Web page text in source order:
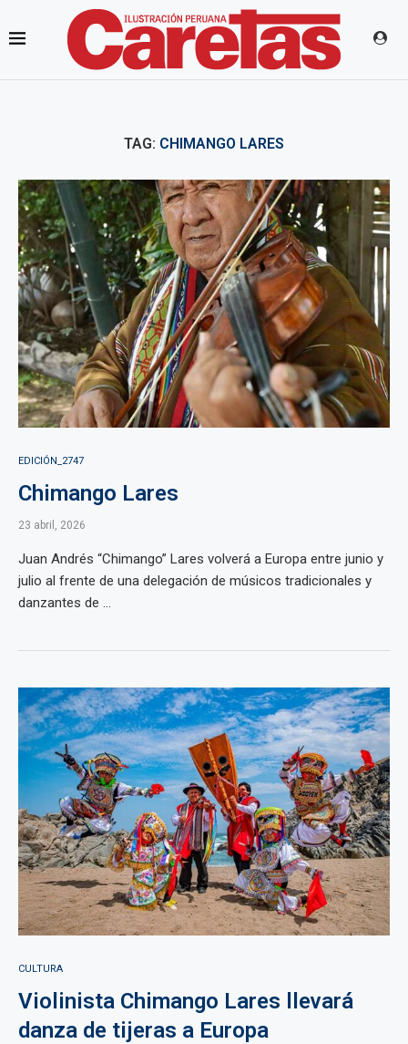
TAG: CHIMANGO LARES
EDICIÓN_2747
Chimango Lares
23 abril, 2026
Juan Andrés “Chimango” Lares volverá a Europa entre junio y
julio al frente de una delegación de músicos tradicionales y
danzantes de ...
CULTURA
Violinista Chimango Lares llevará
danza de tijeras a Europa